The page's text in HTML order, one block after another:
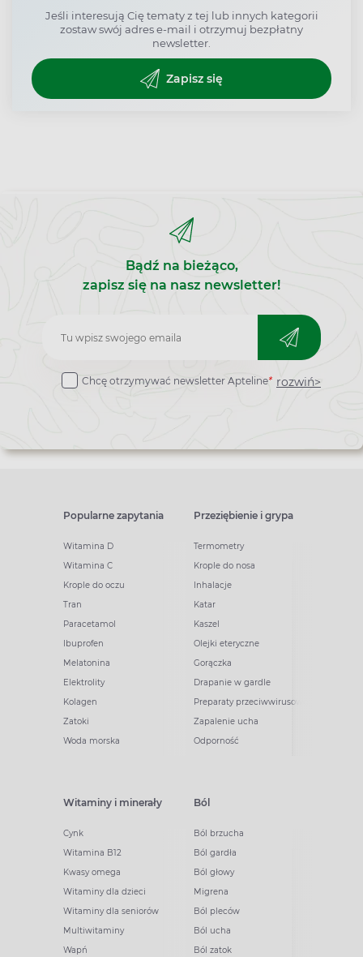
Jeśli interesują Cię tematy z tej lub innych kategorii
zostaw swój adres e-mail i otrzymuj bezpłatny
newsletter.
Zapisz się
Bądź na bieżąco,
zapisz się na nasz newsletter!
Zapisz
do
Chcę otrzymywać newsletter Apteline* rozwiń>
Popularne zapytania
Witamina D
Witamina C
Krople do oczu
Tran
Paracetamol
Ibuprofen
Melatonina
Elektrolity
Kolagen
Zatoki
Woda morska
Przeziębienie i grypa
Termometry
Krople do nosa
Inhalacje
Katar
Kaszel
Olejki eteryczne
Gorączka
Drapanie w gardle
Preparaty przeciwwirusowe
Zapalenie ucha
Odporność
Witaminy i minerały
Cynk
Witamina B12
Kwasy omega
Witaminy dla dzieci
Witaminy dla seniorów
Multiwitaminy
Wapń
Ból
Ból brzucha
Ból gardła
Ból głowy
Migrena
Ból pleców
Ból ucha
Ból zatok